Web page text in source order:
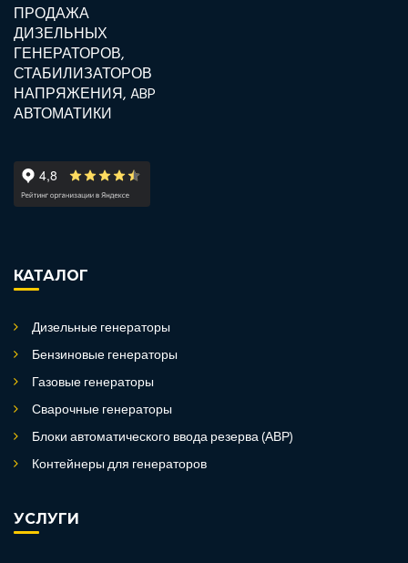
КАТАЛОГ
Дизельные генераторы
Бензиновые генераторы
Газовые генераторы
Сварочные генераторы
Блоки автоматического ввода резерва (АВР)
Контейнеры для генераторов
УСЛУГИ